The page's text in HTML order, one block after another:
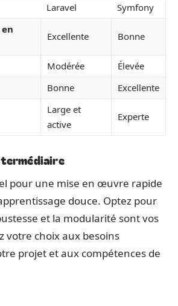
Laravel
Symfony
Excellente Bonne
Modérée
Élevée
Bonne Excellente
Large et
active
Experte
pour une mise en œuvre rapide
douce. Optez pour
et la modularité sont vos
votre choix aux besoins
projet et aux compétences de